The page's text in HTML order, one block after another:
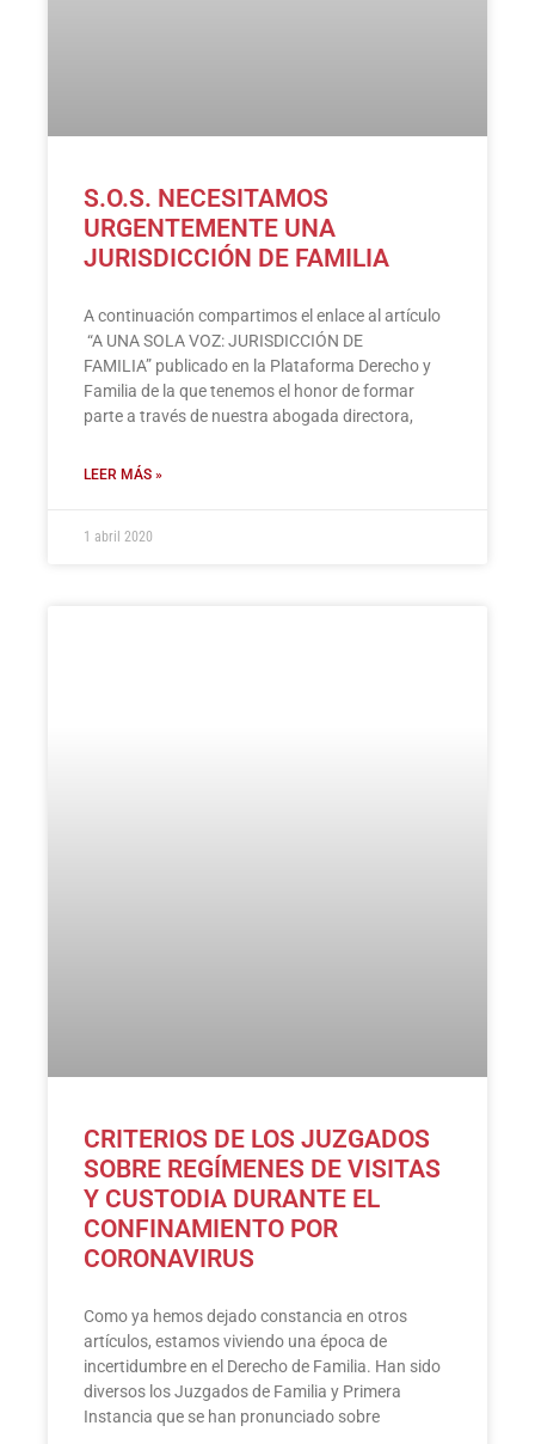
S.O.S. NECESITAMOS
URGENTEMENTE UNA
JURISDICCIÓN DE FAMILIA
A continuación compartimos el enlace al artículo
“A UNA SOLA VOZ: JURISDICCIÓN DE
FAMILIA” publicado en la Plataforma Derecho y
Familia de la que tenemos el honor de formar
parte a través de nuestra abogada directora,
LEER MÁS »
1 abril 2020
CRITERIOS DE LOS JUZGADOS
SOBRE REGÍMENES DE VISITAS
Y CUSTODIA DURANTE EL
CONFINAMIENTO POR
CORONAVIRUS
Como ya hemos dejado constancia en otros
artículos, estamos viviendo una época de
incertidumbre en el Derecho de Familia. Han sido
diversos los Juzgados de Familia y Primera
Instancia que se han pronunciado sobre